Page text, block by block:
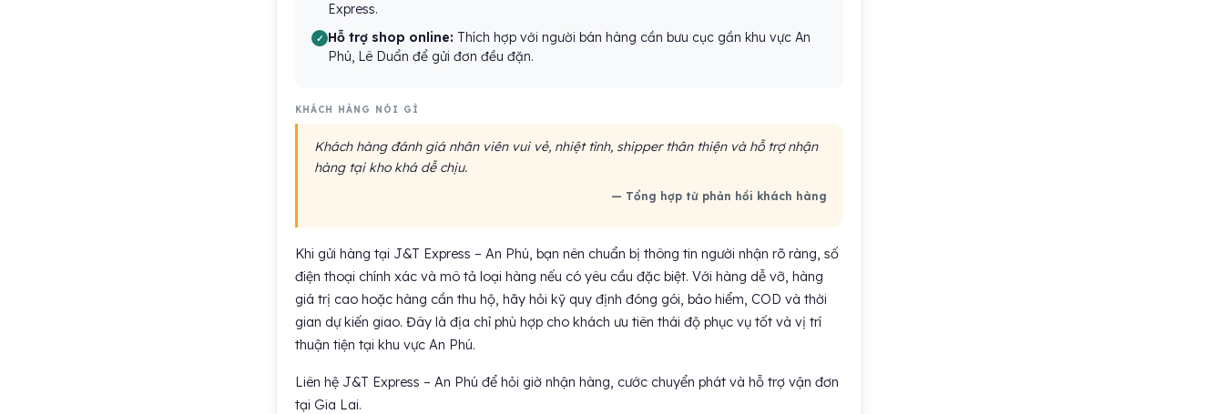
Express.
Hỗ trợ shop online: Thích hợp với người bán hàng cần bưu cục gần khu vực An
Phú, Lê Duẩn để gửi đơn đều đặn.
KHÁCH HÀNG NÓI GÌ
Khách hàng đánh giá nhân viên vui vẻ, nhiệt tình, shipper thân thiện và hỗ trợ nhận
hàng tại kho khá dễ chịu.
— Tổng hợp từ phản hồi khách hàng
Khi gửi hàng tại J&T Express – An Phú, bạn nên chuẩn bị thông tin người nhận rõ ràng, số
điện thoại chính xác và mô tả loại hàng nếu có yêu cầu đặc biệt. Với hàng dễ vỡ, hàng
giá trị cao hoặc hàng cần thu hộ, hãy hỏi kỹ quy định đóng gói, bảo hiểm, COD và thời
gian dự kiến giao. Đây là địa chỉ phù hợp cho khách ưu tiên thái độ phục vụ tốt và vị trí
thuận tiện tại khu vực An Phú.
Liên hệ J&T Express – An Phú để hỏi giờ nhận hàng, cước chuyển phát và hỗ trợ vận đơn
tại Gia Lai.